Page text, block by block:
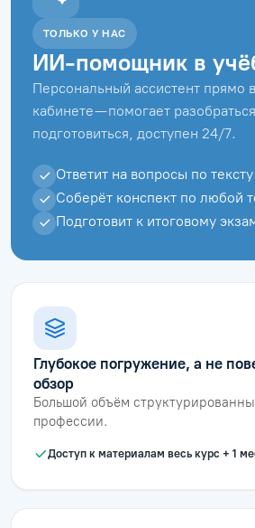
ТОЛЬКО У НАС
ИИ-помощник в
Персональный ассистент прямо
кабинете — помогает
подготовиться, доступен 24/7.
Ответит на вопросы по
Соберёт конспект по любой
Подготовит к итоговому
Глубокое погружение, а не
обзор
Большой объём
профессии.
Доступ к материалам весь курс + 1